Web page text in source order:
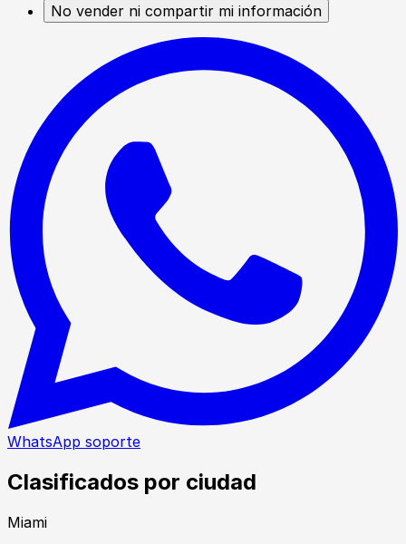
No vender ni compartir mi información
WhatsApp soporte
Clasificados por ciudad
Miami